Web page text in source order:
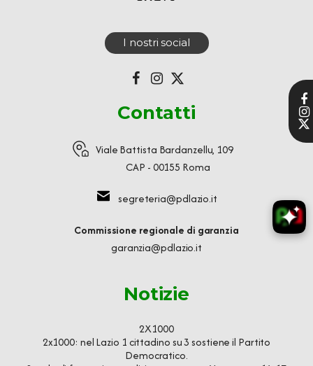
I nostri social
Contatti
Viale Battista Bardanzellu, 109
CAP - 00155 Roma
segreteria@pdlazio.it
Commissione regionale di garanzia
garanzia@pdlazio.it
Notizie
2X1000
2x1000: nel Lazio 1 cittadino su 3 sostiene il Partito
Democratico.